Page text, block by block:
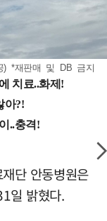
) *재판매 및 DB 금지
단 안동병원은
일 밝혔다.